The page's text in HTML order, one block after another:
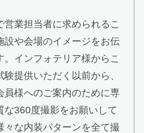
営業担当者に求められるこ
設や会場のイメージをお伝
。インフォテリア様からこ
提供いただく以前から、
員様へのご案内のために専
な360度撮影をお願いして
々な内装パターンを全て撮